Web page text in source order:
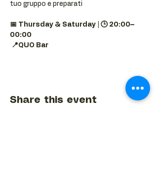
tuo gruppo e preparati
📅 Thursday & Saturday | 🕒 20:00–
00:00
📍QUO Bar
Share this event